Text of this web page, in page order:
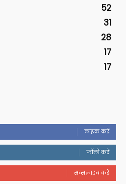
52
31
28
17
17
लाइक करें
फॉलो करें
सब्सक्राइब करें